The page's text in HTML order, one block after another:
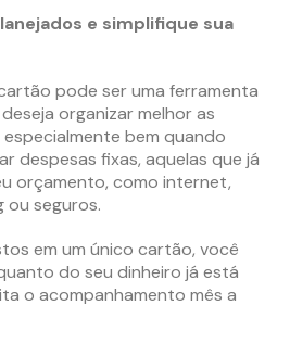
e simplifique sua
pode ser uma ferramenta
organizar melhor as
bem quando
despesas fixas, aquelas que já
orçamento, como internet,
ou seguros.
em um único cartão, você
do seu dinheiro já está
o acompanhamento mês a